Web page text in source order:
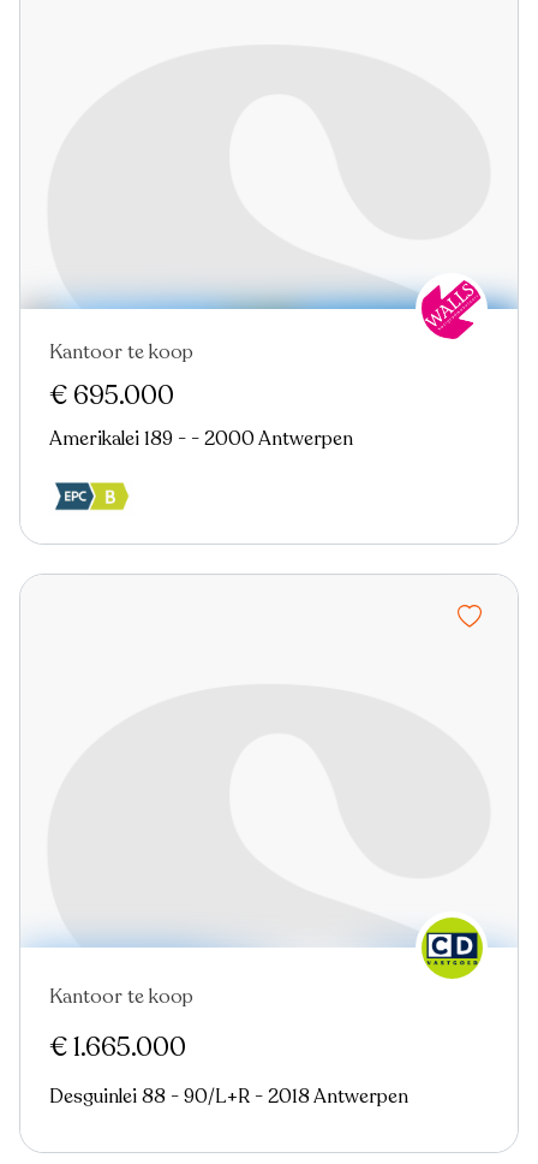
Nieuw
Kantoor te koop
€ 695.000
Amerikalei 189 - - 2000 Antwerpen
Kantoor te koop
€ 1.665.000
Desguinlei 88 - 90/L+R - 2018 Antwerpen